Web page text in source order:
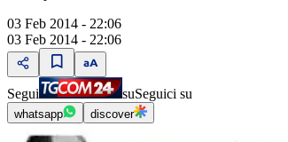
03 Feb 2014 - 22:06
03 Feb 2014 - 22:06
Segui suSeguici su
whatsapp discover